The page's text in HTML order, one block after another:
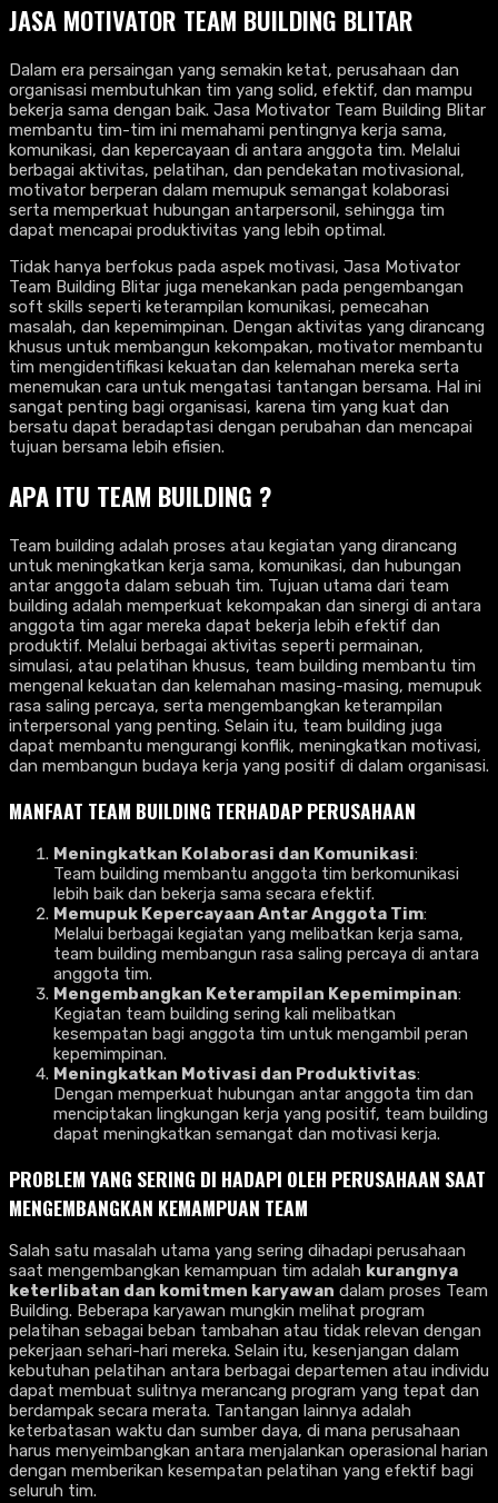
JASA MOTIVATOR TEAM BUILDING BLITAR
Dalam era persaingan yang semakin ketat, perusahaan dan
organisasi membutuhkan tim yang solid, efektif, dan mampu
bekerja sama dengan baik. Jasa Motivator Team Building Blitar
membantu tim-tim ini memahami pentingnya kerja sama,
komunikasi, dan kepercayaan di antara anggota tim. Melalui
berbagai aktivitas, pelatihan, dan pendekatan motivasional,
motivator berperan dalam memupuk semangat kolaborasi
serta memperkuat hubungan antarpersonil, sehingga tim
dapat mencapai produktivitas yang lebih optimal.
Tidak hanya berfokus pada aspek motivasi, Jasa Motivator
Team Building Blitar juga menekankan pada pengembangan
soft skills seperti keterampilan komunikasi, pemecahan
masalah, dan kepemimpinan. Dengan aktivitas yang dirancang
khusus untuk membangun kekompakan, motivator membantu
tim mengidentifikasi kekuatan dan kelemahan mereka serta
menemukan cara untuk mengatasi tantangan bersama. Hal ini
sangat penting bagi organisasi, karena tim yang kuat dan
bersatu dapat beradaptasi dengan perubahan dan mencapai
tujuan bersama lebih efisien.
APA ITU TEAM BUILDING ?
Team building adalah proses atau kegiatan yang dirancang
untuk meningkatkan kerja sama, komunikasi, dan hubungan
antar anggota dalam sebuah tim. Tujuan utama dari team
building adalah memperkuat kekompakan dan sinergi di antara
anggota tim agar mereka dapat bekerja lebih efektif dan
produktif. Melalui berbagai aktivitas seperti permainan,
simulasi, atau pelatihan khusus, team building membantu tim
mengenal kekuatan dan kelemahan masing-masing, memupuk
rasa saling percaya, serta mengembangkan keterampilan
interpersonal yang penting. Selain itu, team building juga
dapat membantu mengurangi konflik, meningkatkan motivasi,
dan membangun budaya kerja yang positif di dalam organisasi.
MANFAAT TEAM BUILDING TERHADAP PERUSAHAAN
Meningkatkan Kolaborasi dan Komunikasi:
Team building membantu anggota tim berkomunikasi
lebih baik dan bekerja sama secara efektif.
Memupuk Kepercayaan Antar Anggota Tim:
Melalui berbagai kegiatan yang melibatkan kerja sama,
team building membangun rasa saling percaya di antara
anggota tim.
Mengembangkan Keterampilan Kepemimpinan:
Kegiatan team building sering kali melibatkan
kesempatan bagi anggota tim untuk mengambil peran
kepemimpinan.
Meningkatkan Motivasi dan Produktivitas:
Dengan memperkuat hubungan antar anggota tim dan
menciptakan lingkungan kerja yang positif, team building
dapat meningkatkan semangat dan motivasi kerja.
PROBLEM YANG SERING DI HADAPI OLEH PERUSAHAAN SAAT
MENGEMBANGKAN KEMAMPUAN TEAM
Salah satu masalah utama yang sering dihadapi perusahaan
saat mengembangkan kemampuan tim adalah kurangnya
keterlibatan dan komitmen karyawan dalam proses Team
Building. Beberapa karyawan mungkin melihat program
pelatihan sebagai beban tambahan atau tidak relevan dengan
pekerjaan sehari-hari mereka. Selain itu, kesenjangan dalam
kebutuhan pelatihan antara berbagai departemen atau individu
dapat membuat sulitnya merancang program yang tepat dan
berdampak secara merata. Tantangan lainnya adalah
keterbatasan waktu dan sumber daya, di mana perusahaan
harus menyeimbangkan antara menjalankan operasional harian
dengan memberikan kesempatan pelatihan yang efektif bagi
seluruh tim.